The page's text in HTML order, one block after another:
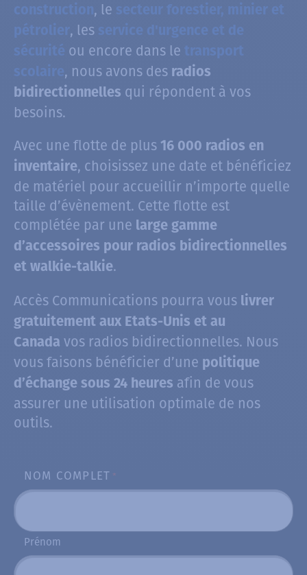
construction, le secteur forestier, minier et
pétrolier, les service d'urgence et de
sécurité ou encore dans le transport
scolaire, nous avons des radios
bidirectionnelles qui répondent à vos
besoins.
Avec une flotte de plus 16 000 radios en
inventaire, choisissez une date et bénéficiez
de matériel pour accueillir n’importe quelle
taille d’évènement. Cette flotte est
complétée par une large gamme
d’accessoires pour radios bidirectionnelles
et walkie-talkie.
Accès Communications pourra vous livrer
gratuitement aux Etats-Unis et au
Canada vos radios bidirectionnelles. Nous
vous faisons bénéficier d’une politique
d’échange sous 24 heures afin de vous
assurer une utilisation optimale de nos
outils.
NOM COMPLET *
Prénom